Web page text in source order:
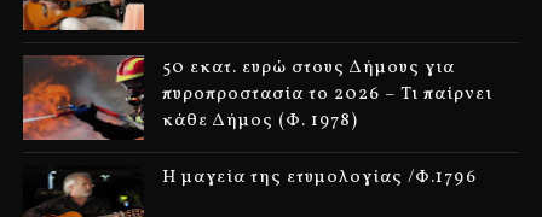
50 εκατ. ευρώ στους Δήμους για
πυροπροστασία το 2026 – Τι παίρνει
κάθε Δήμος (Φ. 1978)
Η μαγεία της ετυμολογίας /Φ.1796